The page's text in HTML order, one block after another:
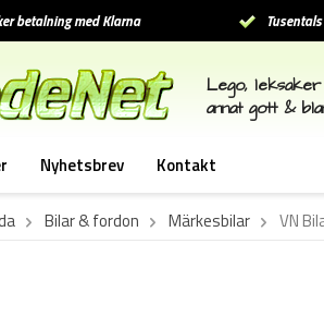
betalning med Klarna
Lego,
annat gott &
Nyhetsbrev Kontakt
Bilar & fordon Märkesbilar VN